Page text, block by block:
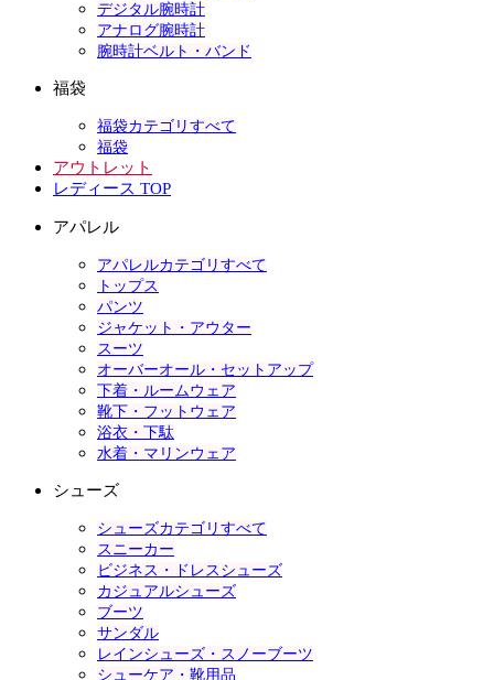
デジタル腕時計
アナログ腕時計
腕時計ベルト・バンド
福袋
福袋カテゴリすべて
福袋
アウトレット
レディース TOP
アパレル
アパレルカテゴリすべて
トップス
パンツ
ジャケット・アウター
スーツ
オーバーオール・セットアップ
下着・ルームウェア
靴下・フットウェア
浴衣・下駄
水着・マリンウェア
シューズ
シューズカテゴリすべて
スニーカー
ビジネス・ドレスシューズ
カジュアルシューズ
ブーツ
サンダル
レインシューズ・スノーブーツ
シューケア・靴用品